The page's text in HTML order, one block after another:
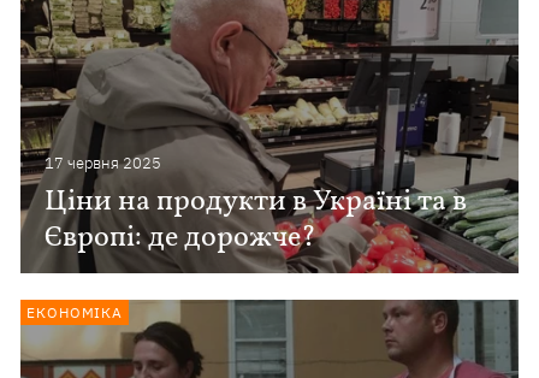
17 червня 2025
Ціни на продукти в Україні та в
Європі: де дорожче?
ЕКОНОМІКА